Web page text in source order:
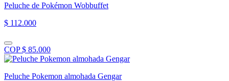
Peluche de Pokémon Wobbuffet
$ 112.000
COP $ 85.000
Peluche Pokemon almohada Gengar